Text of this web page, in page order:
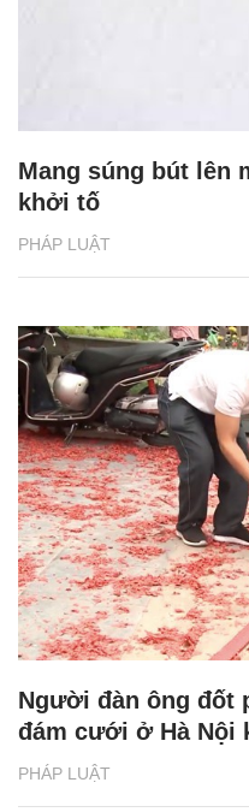
PHÁP LUẬT
Mang súng bút lên
khởi tố
PHÁP LUẬT
Người đàn ông đốt
đám cưới ở Hà Nội